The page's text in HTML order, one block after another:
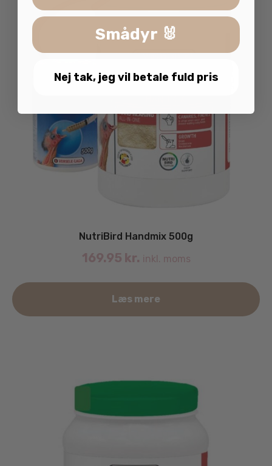
NutriBird Handmix 500g
169.95 kr. inkl. moms
Læs mere
Smådyr 🐰
Nej tak, jeg vil betale fuld pris